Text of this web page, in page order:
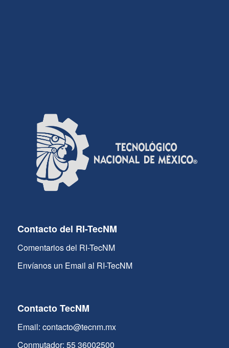
Contacto del RI-TecNM
Comentarios del RI-TecNM
Envíanos un Email al RI-TecNM
Contacto TecNM
Email: contacto@tecnm.mx
Conmutador: 55 36002500